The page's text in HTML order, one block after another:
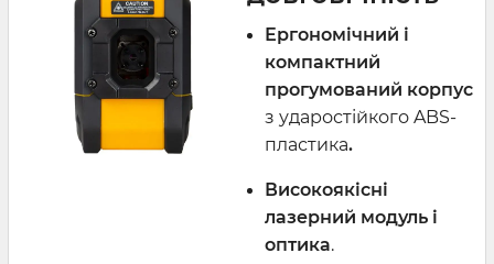
Ергономічний і
компактний
прогумований корпус
з ударостійкого ABS-
пластика.
Високоякісні
лазерний модуль і
оптика.